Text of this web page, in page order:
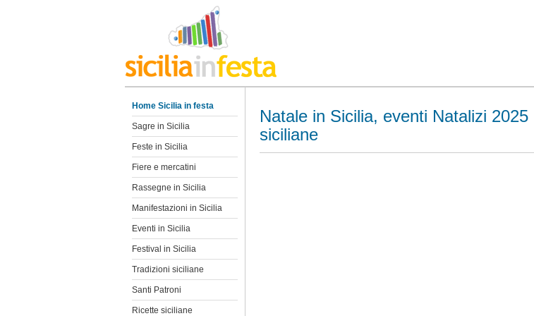
Natale in Sicilia, eventi Natalizi
siciliane
Home Sicilia in festa
Sagre in Sicilia
Feste in Sicilia
Fiere e mercatini
Rassegne in Sicilia
Manifestazioni in Sicilia
Eventi in Sicilia
Festival in Sicilia
Tradizioni siciliane
Santi Patroni
Ricette siciliane